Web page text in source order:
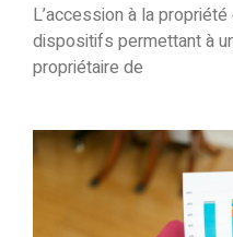
L’accession à la
dispositifs permettant à
propriétaire de